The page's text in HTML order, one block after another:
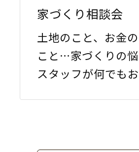
家づくり相談会
土地のこと、お金
こと…家づくりの
スタッフが何でもお